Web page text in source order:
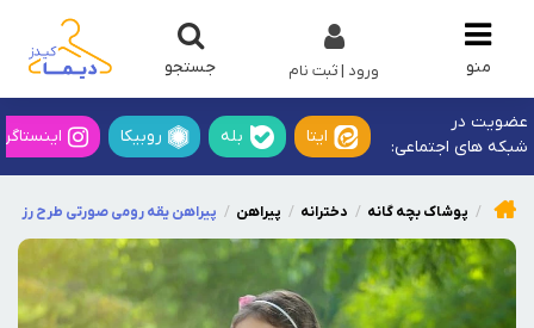
منو جستجو ورود | ثبت نام
عضویت در
شبکه های اجتماعی:
ایتا بله روبیکا
پوشاک بچه گانه دخترانه پیراهن پیراهن یقه رومی صورتی طرح رز